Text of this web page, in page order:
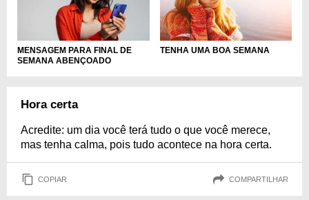
MENSAGEM PARA FINAL DE
SEMANA ABENÇOADO
TENHA UMA BOA SEMANA
Hora certa
Acredite: um dia você terá tudo o que você merece,
mas tenha calma, pois tudo acontece na hora certa.
COPIAR COMPARTILHAR